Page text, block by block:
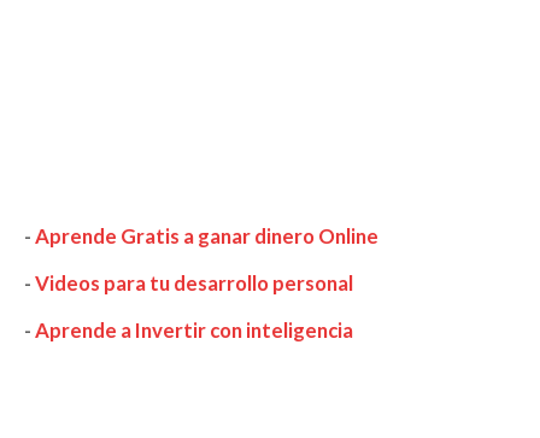
-Aprende Gratis a ganar dinero Online
-Videos para tu desarrollo personal
-Aprende a Invertir con inteligencia